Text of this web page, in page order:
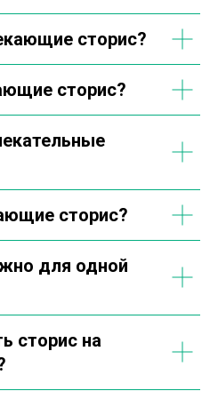
сторис?
сторис?
сторис?
для одной
сторис на